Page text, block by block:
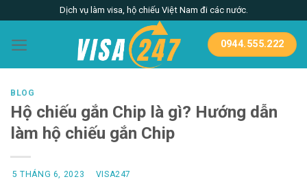
content
Dịch vụ làm visa, hộ chiếu Việt Nam đi các nước.
0944.555.222
BLOG
Hộ chiếu gắn Chip là gì? Hướng dẫn
làm hộ chiếu gắn Chip
5 THÁNG 6, 2023 VISA247